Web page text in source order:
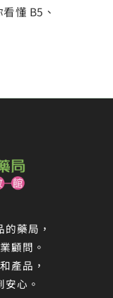
懂 B5、
藥局，
顧問。
產品，
心。